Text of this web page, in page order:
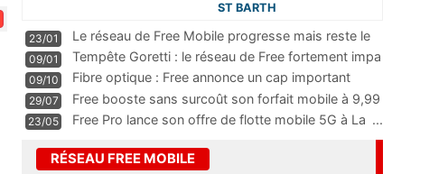
ST BARTH
23/01
Le réseau de Free Mobile progresse mais reste le
m
...
09/01
Tempête Goretti : le réseau de Free fortement impa
09/10
Fibre optique : Free annonce un cap important
pass
...
29/07
Free booste sans surcoût son forfait mobile à 9,99
23/05 Free Pro lance son offre de flotte mobile 5G à La ...
RÉSEAU FREE MOBILE